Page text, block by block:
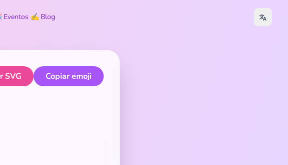
Eventos ✍️ Blog
SVG Copiar emoji